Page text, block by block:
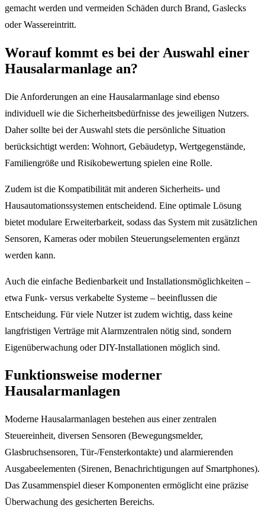
gemacht werden und vermeiden Schäden durch Brand, Gaslecks
oder Wassereintritt.
Worauf kommt es bei der Auswahl einer
Hausalarmanlage an?
Die Anforderungen an eine Hausalarmanlage sind ebenso
individuell wie die Sicherheitsbedürfnisse des jeweiligen Nutzers.
Daher sollte bei der Auswahl stets die persönliche Situation
berücksichtigt werden: Wohnort, Gebäudetyp, Wertgegenstände,
Familiengröße und Risikobewertung spielen eine Rolle.
Zudem ist die Kompatibilität mit anderen Sicherheits- und
Hausautomationssystemen entscheidend. Eine optimale Lösung
bietet modulare Erweiterbarkeit, sodass das System mit zusätzlichen
Sensoren, Kameras oder mobilen Steuerungselementen ergänzt
werden kann.
Auch die einfache Bedienbarkeit und Installationsmöglichkeiten –
etwa Funk- versus verkabelte Systeme – beeinflussen die
Entscheidung. Für viele Nutzer ist zudem wichtig, dass keine
langfristigen Verträge mit Alarmzentralen nötig sind, sondern
Eigenüberwachung oder DIY-Installationen möglich sind.
Funktionsweise moderner
Hausalarmanlagen
Moderne Hausalarmanlagen bestehen aus einer zentralen
Steuereinheit, diversen Sensoren (Bewegungsmelder,
Glasbruchsensoren, Tür-/Fensterkontakte) und alarmierenden
Ausgabeelementen (Sirenen, Benachrichtigungen auf Smartphones).
Das Zusammenspiel dieser Komponenten ermöglicht eine präzise
Überwachung des gesicherten Bereichs.